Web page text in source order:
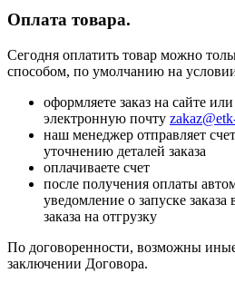
Оплата товара.
Сегодня оплатить товар можно
способом, по умолчанию на
оформляете заказ на сайте
электронную почту
наш менеджер отправляет
уточнению деталей заказа
оплачиваете счет
после получения оплаты
уведомление о запуске заказа
заказа на отгрузку
По договоренности, возможны
заключении Договора.